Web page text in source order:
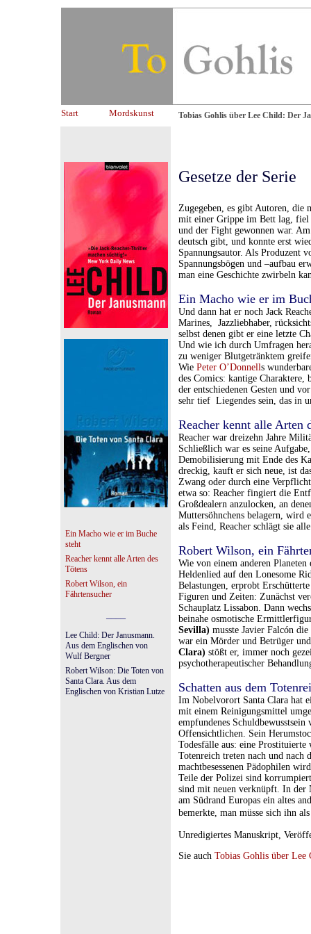
Start Mordskunst Tobias Gohlis über Lee Child: Der
Ein Macho wie er im Buche
steht
Reacher kennt alle Arten des
Tötens
Robert Wilson, ein
Fährtensucher
Lee Child: Der Janusmann.
Aus dem Englischen von
Wulf Bergner
Robert Wilson: Die Toten von
Santa Clara. Aus dem
Englischen von Kristian Lutze
Gesetze der Serie
Zugegeben, es gibt Autoren, die
mit einer Grippe im Bett lag,
und der Fight gewonnen war.
deutsch gibt, und konnte erst
Spannungsautor. Als Produzent
Spannungsbögen und –aufbau
man eine Geschichte zwirbeln
Ein Macho wie er im
Und dann hat er noch Jack
Marines, Jazzliebhaber,
selbst denen gibt er eine letzte
Und wie ich durch Umfragen
zu weniger Blutgetränktem
Wie Peter O’Donnells
des Comics: kantige Charaktere,
der entschiedenen Gesten und
sehr tief Liegendes sein, das in
Reacher kennt alle Arten
Reacher war dreizehn Jahre
Schließlich war es seine
Demobilisierung mit Ende des
dreckig, kauft er sich neue, ist
Zwang oder durch eine
etwa so: Reacher fingiert die
Großdealern anzulocken, an
Muttersöhnchens belagern, wird
als Feind, Reacher schlägt sie
Robert Wilson, ein
Wie von einem anderen
Heldenlied auf den Lonesome
Belastungen, erprobt
Figuren und Zeiten: Zunächst
Schauplatz Lissabon. Dann
beinahe osmotische
Sevilla) musste Javier Falcón
war ein Mörder und Betrüger
Clara) stößt er, immer noch
psychotherapeutischer
Schatten aus dem
Im Nobelvorort Santa Clara hat
mit einem Reinigungsmittel
empfundenes
Offensichtlichen. Sein
Todesfälle aus: eine
Totenreich treten nach und nach
machtbesessenen Pädophilen
Teile der Polizei sind
sind mit neuen verknüpft. In der
am Südrand Europas ein altes
bemerkte, man müsse sich ihn
Unredigiertes Manuskript,
Sie auch Tobias Gohlis über